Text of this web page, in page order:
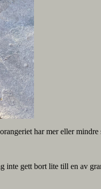
har mer eller
inte gett bort lite till en av